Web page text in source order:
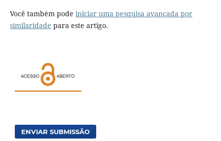
Você também pode iniciar uma pesquisa avançada por
similaridade para este artigo.
ENVIAR SUBMISSÃO